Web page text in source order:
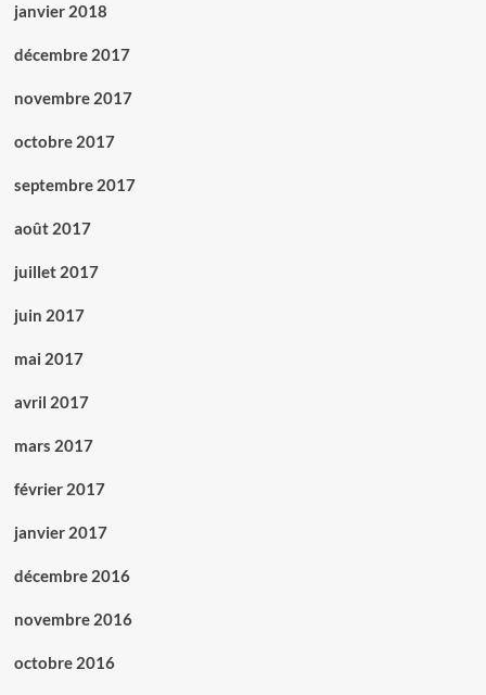
janvier 2018
décembre 2017
novembre 2017
octobre 2017
septembre 2017
août 2017
juillet 2017
juin 2017
mai 2017
avril 2017
mars 2017
février 2017
janvier 2017
décembre 2016
novembre 2016
octobre 2016